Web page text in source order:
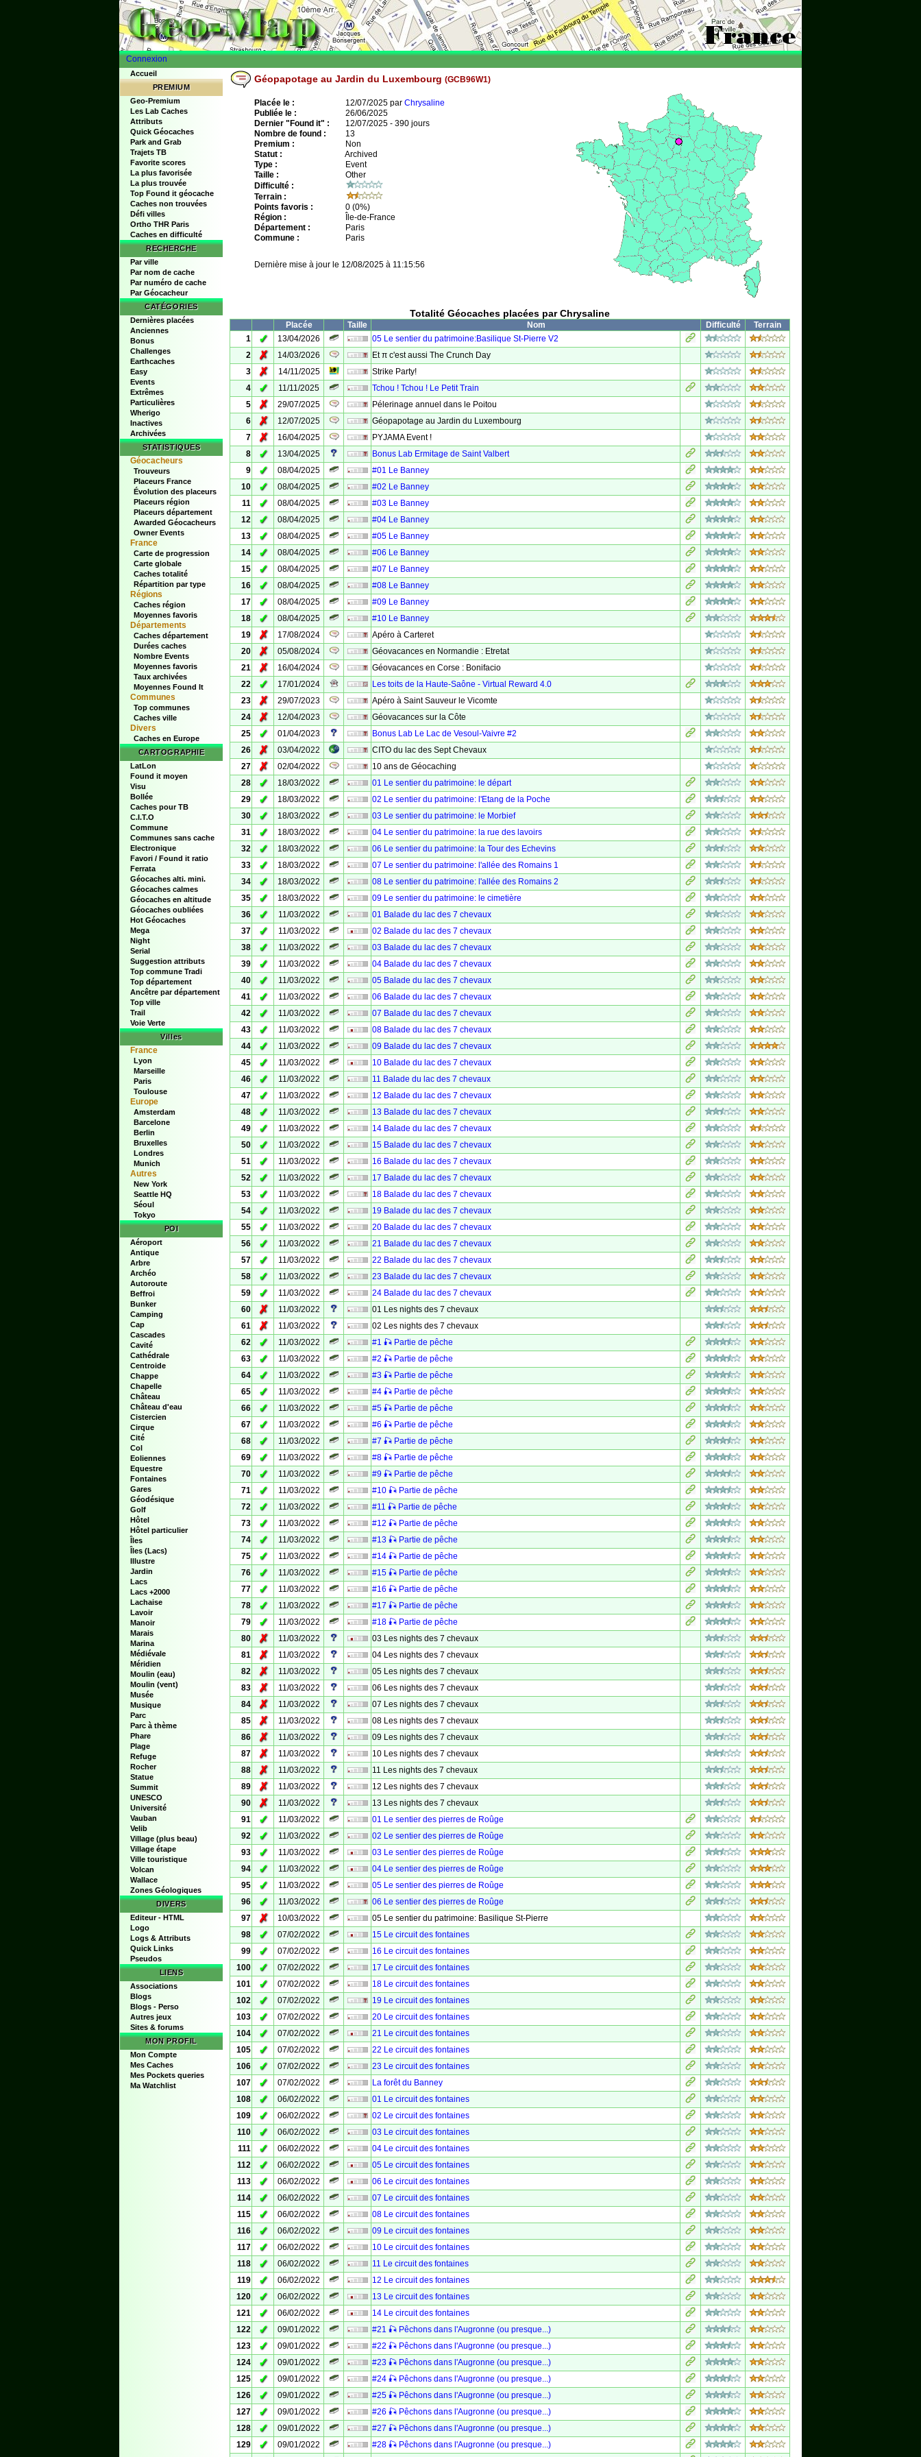
Connexion
Accueil
PREMIUM
Geo-Premium
Les Lab Caches
Attributs
Quick Géocaches
Park and Grab
Trajets TB
Favorite scores
La plus favorisée
La plus trouvée
Top Found it géocache
Caches non trouvées
Défi villes
Ortho THR Paris
Caches en difficulté
RECHERCHE
Par ville
Par nom de cache
Par numéro de cache
Par Géocacheur
CATÉGORIES
Dernières placées
Anciennes
Bonus
Challenges
Earthcaches
Easy
Events
Extrêmes
Particulières
Wherigo
Inactives
Archivées
STATISTIQUES
Géocacheurs
Trouveurs
Placeurs France
Évolution des placeurs
Placeurs région
Placeurs département
Awarded Géocacheurs
Owner Events
France
Carte de progression
Carte globale
Caches totalité
Répartition par type
Régions
Caches région
Moyennes favoris
Départements
Caches département
Durées caches
Nombre Events
Moyennes favoris
Taux archivées
Moyennes Found It
Communes
Top communes
Caches ville
Divers
Caches en Europe
CARTOGRAPHIE
LatLon
Found it moyen
Visu
Bollée
Caches pour TB
C.I.T.O
Commune
Communes sans cache
Electronique
Favori / Found it ratio
Ferrata
Géocaches alti. mini.
Géocaches calmes
Géocaches en altitude
Géocaches oubliées
Hot Géocaches
Mega
Night
Serial
Suggestion attributs
Top commune Tradi
Top département
Ancêtre par département
Top ville
Trail
Voie Verte
Villes
France
Lyon
Marseille
Paris
Toulouse
Europe
Amsterdam
Barcelone
Berlin
Bruxelles
Londres
Munich
Autres
New York
Seattle HQ
Séoul
Tokyo
POI
Aéroport
Antique
Arbre
Archéo
Autoroute
Beffroi
Bunker
Camping
Cap
Cascades
Cavité
Cathédrale
Centroide
Chappe
Chapelle
Château
Château d'eau
Cistercien
Cirque
Cité
Col
Eoliennes
Equestre
Fontaines
Gares
Géodésique
Golf
Hôtel
Hôtel particulier
Îles
Îles (Lacs)
Illustre
Jardin
Lacs
Lacs +2000
Lachaise
Lavoir
Manoir
Marais
Marina
Médiévale
Méridien
Moulin (eau)
Moulin (vent)
Musée
Musique
Parc
Parc à thème
Phare
Plage
Refuge
Rocher
Statue
Summit
UNESCO
Université
Vauban
Velib
Village (plus beau)
Village étape
Ville touristique
Volcan
Wallace
Zones Géologiques
DIVERS
Editeur - HTML
Logo
Logs & Attributs
Quick Links
Pseudos
LIENS
Associations
Blogs
Blogs - Perso
Autres jeux
Sites & forums
MON PROFIL
Mon Compte
Mes Caches
Mes Pockets queries
Ma Watchlist
Géopapotage au Jardin du Luxembourg (GCB96W1)
Placée le : 12/07/2025 par Chrysaline
Publiée le :
26/06/2025
Dernier "Found it" :
12/07/2025 - 390 jours
Nombre de found :
13
Premium :
Non
Statut :
Archived
Type :
Event
Taille :
Other
Difficulté :
Terrain :
Points favoris :
0 (0%)
Région :
Île-de-France
Département :
Paris
Commune :
Paris
Dernière mise à jour le 12/08/2025 à 11:15:56
Totalité Géocaches placées par Chrysaline
Placée Taille Nom Difficulté
Terrain
1
✓ 13/04/2026
05 Le sentier du patrimoine:Basilique St-Pierre V2
2
✗ 14/03/2026
Et π c'est aussi The Crunch Day
3
✗ 14/11/2025
Strike Party!
4
✓ 11/11/2025
Tchou ! Tchou ! Le Petit Train
5
✗ 29/07/2025
Pélerinage annuel dans le Poitou
6
✗ 12/07/2025
Géopapotage au Jardin du Luxembourg
7
✗ 16/04/2025
PYJAMA Event !
8
✓ 13/04/2025
Bonus Lab Ermitage de Saint Valbert
9
✓ 08/04/2025
#01 Le Banney
10
✓ 08/04/2025
#02 Le Banney
11
✓ 08/04/2025
#03 Le Banney
12
✓ 08/04/2025
#04 Le Banney
13
✓ 08/04/2025
#05 Le Banney
14
✓ 08/04/2025
#06 Le Banney
15
✓ 08/04/2025
#07 Le Banney
16
✓ 08/04/2025
#08 Le Banney
17
✓ 08/04/2025
#09 Le Banney
18
✓ 08/04/2025
#10 Le Banney
19
✗ 17/08/2024
Apéro à Carteret
20
✗ 05/08/2024
Géovacances en Normandie : Etretat
21
✗ 16/04/2024
Géovacances en Corse : Bonifacio
22
✓ 17/01/2024
Les toits de la Haute-Saône - Virtual Reward 4.0
23
✗ 29/07/2023
Apéro à Saint Sauveur le Vicomte
24
✗ 12/04/2023
Géovacances sur la Côte
25
✓ 01/04/2023
Bonus Lab Le Lac de Vesoul-Vaivre #2
26
✗ 03/04/2022
CITO du lac des Sept Chevaux
27
✗ 02/04/2022
10 ans de Géocaching
28
✓ 18/03/2022
01 Le sentier du patrimoine: le départ
29
✓ 18/03/2022
02 Le sentier du patrimoine: l'Etang de la Poche
30
✓ 18/03/2022
03 Le sentier du patrimoine: le Morbief
31
✓ 18/03/2022
04 Le sentier du patrimoine: la rue des lavoirs
32
✓ 18/03/2022
06 Le sentier du patrimoine: la Tour des Echevins
33
✓ 18/03/2022
07 Le sentier du patrimoine: l'allée des Romains 1
34
✓ 18/03/2022
08 Le sentier du patrimoine: l'allée des Romains 2
35
✓ 18/03/2022
09 Le sentier du patrimoine: le cimetière
36
✓ 11/03/2022
01 Balade du lac des 7 chevaux
37
✓ 11/03/2022
02 Balade du lac des 7 chevaux
38
✓ 11/03/2022
03 Balade du lac des 7 chevaux
39
✓ 11/03/2022
04 Balade du lac des 7 chevaux
40
✓ 11/03/2022
05 Balade du lac des 7 chevaux
41
✓ 11/03/2022
06 Balade du lac des 7 chevaux
42
✓ 11/03/2022
07 Balade du lac des 7 chevaux
43
✓ 11/03/2022
08 Balade du lac des 7 chevaux
44
✓ 11/03/2022
09 Balade du lac des 7 chevaux
45
✓ 11/03/2022
10 Balade du lac des 7 chevaux
46
✓ 11/03/2022
11 Balade du lac des 7 chevaux
47
✓ 11/03/2022
12 Balade du lac des 7 chevaux
48
✓ 11/03/2022
13 Balade du lac des 7 chevaux
49
✓ 11/03/2022
14 Balade du lac des 7 chevaux
50
✓ 11/03/2022
15 Balade du lac des 7 chevaux
51
✓ 11/03/2022
16 Balade du lac des 7 chevaux
52
✓ 11/03/2022
17 Balade du lac des 7 chevaux
53
✓ 11/03/2022
18 Balade du lac des 7 chevaux
54
✓ 11/03/2022
19 Balade du lac des 7 chevaux
55
✓ 11/03/2022
20 Balade du lac des 7 chevaux
56
✓ 11/03/2022
21 Balade du lac des 7 chevaux
57
✓ 11/03/2022
22 Balade du lac des 7 chevaux
58
✓ 11/03/2022
23 Balade du lac des 7 chevaux
59
✓ 11/03/2022
24 Balade du lac des 7 chevaux
60
✗ 11/03/2022
01 Les nights des 7 chevaux
61
✗ 11/03/2022
02 Les nights des 7 chevaux
62
✓ 11/03/2022
#1 🎣 Partie de pêche
63
✓ 11/03/2022
#2 🎣 Partie de pêche
64
✓ 11/03/2022
#3 🎣 Partie de pêche
65
✓ 11/03/2022
#4 🎣 Partie de pêche
66
✓ 11/03/2022
#5 🎣 Partie de pêche
67
✓ 11/03/2022
#6 🎣 Partie de pêche
68
✓ 11/03/2022
#7 🎣 Partie de pêche
69
✓ 11/03/2022
#8 🎣 Partie de pêche
70
✓ 11/03/2022
#9 🎣 Partie de pêche
71
✓ 11/03/2022
#10 🎣 Partie de pêche
72
✓ 11/03/2022
#11 🎣 Partie de pêche
73
✓ 11/03/2022
#12 🎣 Partie de pêche
74
✓ 11/03/2022
#13 🎣 Partie de pêche
75
✓ 11/03/2022
#14 🎣 Partie de pêche
76
✓ 11/03/2022
#15 🎣 Partie de pêche
77
✓ 11/03/2022
#16 🎣 Partie de pêche
78
✓ 11/03/2022
#17 🎣 Partie de pêche
79
✓ 11/03/2022
#18 🎣 Partie de pêche
80
✗ 11/03/2022
03 Les nights des 7 chevaux
81
✗ 11/03/2022
04 Les nights des 7 chevaux
82
✗ 11/03/2022
05 Les nights des 7 chevaux
83
✗ 11/03/2022
06 Les nights des 7 chevaux
84
✗ 11/03/2022
07 Les nights des 7 chevaux
85
✗ 11/03/2022
08 Les nights des 7 chevaux
86
✗ 11/03/2022
09 Les nights des 7 chevaux
87
✗ 11/03/2022
10 Les nights des 7 chevaux
88
✗ 11/03/2022
11 Les nights des 7 chevaux
89
✗ 11/03/2022
12 Les nights des 7 chevaux
90
✗ 11/03/2022
13 Les nights des 7 chevaux
91
✓ 11/03/2022
01 Le sentier des pierres de Roûge
92
✓ 11/03/2022
02 Le sentier des pierres de Roûge
93
✓ 11/03/2022
03 Le sentier des pierres de Roûge
94
✓ 11/03/2022
04 Le sentier des pierres de Roûge
95
✓ 11/03/2022
05 Le sentier des pierres de Roûge
96
✓ 11/03/2022
06 Le sentier des pierres de Roûge
97
✗ 10/03/2022
05 Le sentier du patrimoine: Basilique St-Pierre
98
✓ 07/02/2022
15 Le circuit des fontaines
99
✓ 07/02/2022
16 Le circuit des fontaines
100
✓ 07/02/2022
17 Le circuit des fontaines
101
✓ 07/02/2022
18 Le circuit des fontaines
102
✓ 07/02/2022
19 Le circuit des fontaines
103
✓ 07/02/2022
20 Le circuit des fontaines
104
✓ 07/02/2022
21 Le circuit des fontaines
105
✓ 07/02/2022
22 Le circuit des fontaines
106
✓ 07/02/2022
23 Le circuit des fontaines
107
✓ 07/02/2022
La forêt du Banney
108
✓ 06/02/2022
01 Le circuit des fontaines
109
✓ 06/02/2022
02 Le circuit des fontaines
110
✓ 06/02/2022
03 Le circuit des fontaines
111
✓ 06/02/2022
04 Le circuit des fontaines
112
✓ 06/02/2022
05 Le circuit des fontaines
113
✓ 06/02/2022
06 Le circuit des fontaines
114
✓ 06/02/2022
07 Le circuit des fontaines
115
✓ 06/02/2022
08 Le circuit des fontaines
116
✓ 06/02/2022
09 Le circuit des fontaines
117
✓ 06/02/2022
10 Le circuit des fontaines
118
✓ 06/02/2022
11 Le circuit des fontaines
119
✓ 06/02/2022
12 Le circuit des fontaines
120
✓ 06/02/2022
13 Le circuit des fontaines
121
✓ 06/02/2022
14 Le circuit des fontaines
122
✓ 09/01/2022
#21 🎣 Pêchons dans l'Augronne (ou presque...)
123
✓ 09/01/2022
#22 🎣 Pêchons dans l'Augronne (ou presque...)
124
✓ 09/01/2022
#23 🎣 Pêchons dans l'Augronne (ou presque...)
125
✓ 09/01/2022
#24 🎣 Pêchons dans l'Augronne (ou presque...)
126
✓ 09/01/2022
#25 🎣 Pêchons dans l'Augronne (ou presque...)
127
✓ 09/01/2022
#26 🎣 Pêchons dans l'Augronne (ou presque...)
128
✓ 09/01/2022
#27 🎣 Pêchons dans l'Augronne (ou presque...)
129
✓ 09/01/2022
#28 🎣 Pêchons dans l'Augronne (ou presque...)